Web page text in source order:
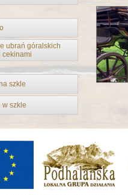
ubrań góralskich
cekinami
szkle
w szkle